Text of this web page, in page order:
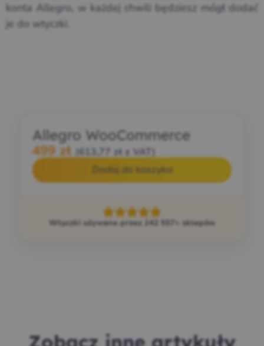
konta Allegro, w każdej chwili będziesz mógł dodać
je do wtyczki.
Allegro WooCommerce
499 zł zł z VAT)
Dodaj do koszyka
Wtyczki używane przez 242 557+ sklepów